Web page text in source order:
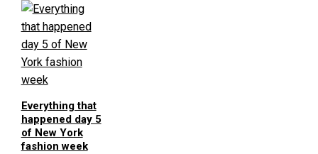
Everything that
happened day 5
of New York
fashion week